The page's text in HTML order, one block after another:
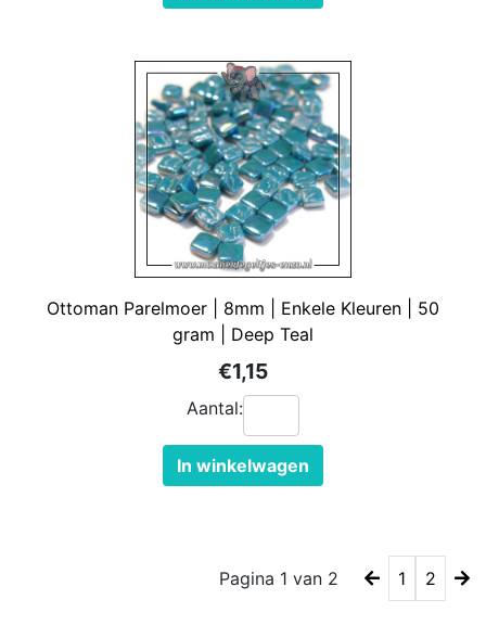
Ottoman Parelmoer | 8mm | Enkele Kleuren | 50
gram | Deep Teal
€1,15
Aantal:
In winkelwagen
Pagina 1 van 2 1 2